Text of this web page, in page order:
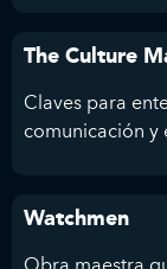
The Culture
Claves para
comunicación
Watchmen